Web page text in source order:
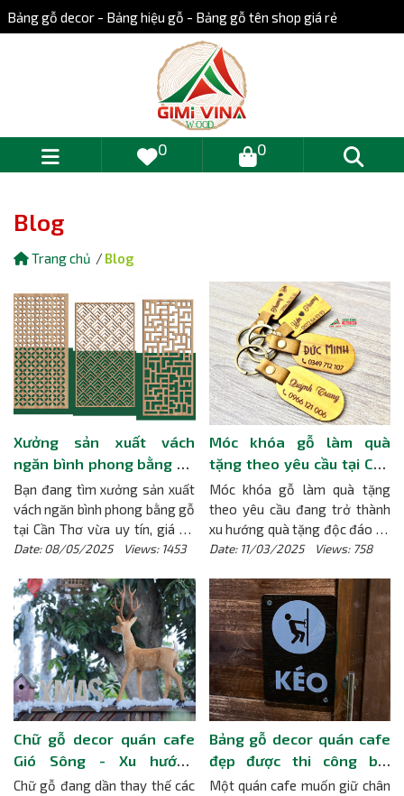
Blog
Trang chủ Blog
Xưởng sản xuất vách
ngăn bình phong bằng gỗ
giá rẻ tại Cần Thơ
Bạn đang tìm xưởng sản xuất
vách ngăn bình phong bằng gỗ
tại Cần Thơ vừa uy tín, giá rẻ,
lại có thể làm theo yêu cầu
chính là lựa chọn hàng đầu, với
cam kết mang đến sản phẩm
chất lượng, giao hàng nhanh
chóng. Bài viết dưới đây sẽ
giúp bạn hiểu rõ hơn về công
dụng, ưu điểm và lý do vì sao
Vách ngăn bình phong lại là lựa
chọn hàng đầu của nhiều gia
đình, quán cafe, trà sữa, spa và
các văn phòng hiện nay.[Chi
tiết]
Date: 08/05/2025 Views: 1453
Móc khóa gỗ làm quà
tặng theo yêu cầu tại Cần
Thơ
Móc khóa gỗ làm quà tặng
theo yêu cầu đang trở thành
xu hướng quà tặng độc đáo và
ý nghĩa trong những dịp đặt
mộc mạc, móc khoá gỗ khắc
nội dung theo yêu cầu còn thể
hiện sự mộc mạc, phù hợp với
nhiều đối tượng và mục đích
sử dụng. Nếu bạn đang tìm
kiếm một món quà ấn tượng,
độc đáo và thân thiện với môi
trường, hãy cùng khám phá
những ưu điểm của móc khóa
gỗ ngay dưới đây.
[Chi tiết]
Date: 11/03/2025 Views: 758
Chữ gỗ decor quán cafe
Gió Sông - Xu hướng
trang trí độc đáo thu hút
Chữ gỗ đang dần thay thế các
Bảng gỗ decor quán cafe
đẹp được thi công bởi
Gimi Factory
Một quán cafe muốn giữ chân
Bảng gỗ decor - Bảng hiệu gỗ - Bảng gỗ tên shop giá rẻ
0 0